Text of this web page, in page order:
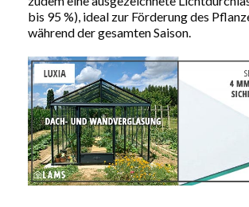
bis 95 %), ideal zur Förderung des
während der gesamten Saison.